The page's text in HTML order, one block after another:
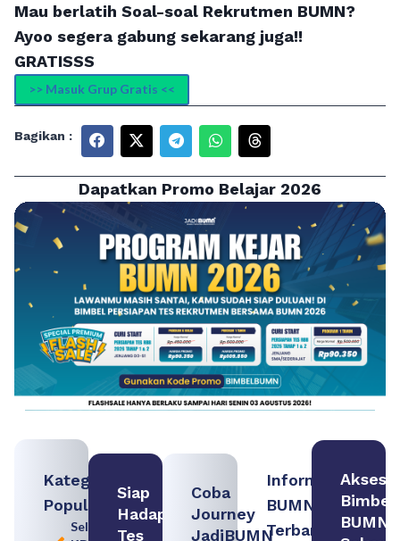
Mau berlatih Soal-soal Rekrutmen BUMN?
Ayoo segera gabung sekarang juga!!
GRATISSS
>> Masuk Grup Gratis <<
Bagikan :
Dapatkan Promo Belajar 2026
Kategori
Populer
Seleksi
Siap
Hadapi
Tes
Coba
Journey
JadiBUMN
Informasi
BUMN
Terbaru:
Akses
Bimbel
BUMN